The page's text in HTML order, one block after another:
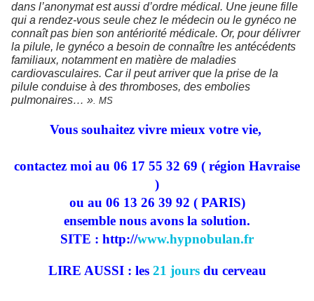
dans l’anonymat est aussi d’ordre médical. Une jeune fille
qui a rendez-vous seule chez le médecin ou le gynéco ne
connaît pas bien son antériorité médicale. Or, pour délivrer
la pilule, le gynéco a besoin de connaître les antécédents
familiaux, notamment en matière de maladies
cardiovasculaires. Car il peut arriver que la prise de la
pilule conduise à des thromboses, des embolies
pulmonaires… ». MS
Vous souhaitez vivre mieux votre vie,
contactez moi au 06 17 55 32 69 ( région Havraise
)
ou au 06 13 26 39 92 ( PARIS)
ensemble nous avons la solution.
SITE : http://www.hypnobulan.fr
LIRE AUSSI : les 21 joursdu cerveau